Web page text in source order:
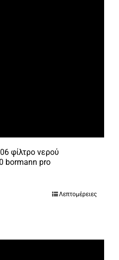
φίλτρο νερού
bormann pro
Λεπτομέρειες